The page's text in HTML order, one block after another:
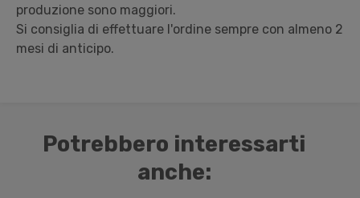
produzione sono maggiori.
Si consiglia di effettuare l'ordine sempre con almeno 2
mesi di anticipo.
Potrebbero interessarti
anche: